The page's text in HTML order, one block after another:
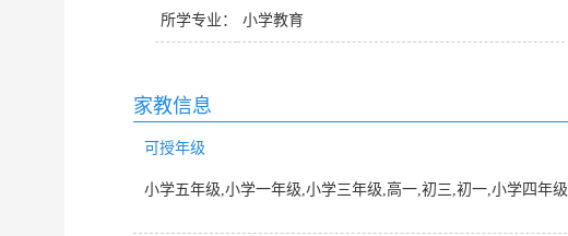
所学专业： 小学教育
家教信息
可授年级
小学五年级,小学一年级,小学三年级,高一,初三,初一,小学四年级